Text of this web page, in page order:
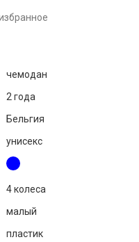
чемодан
2 года
Бельгия
унисекс
4 колеса
малый
пластик